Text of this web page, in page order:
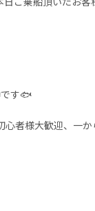
す🐟
者様大歓迎、一